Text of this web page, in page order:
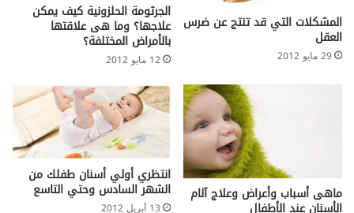
المشكلات التي قد تنتج عن ضرس
العقل
29 مايو 2012
الجرثومة الحلزونية كيف يمكن
علاجها؟ وما هى علاقتها
بالأمراض المختلفة؟
12 مايو 2012
ماهى أسباب وأعراض وعلاج آلام
الأسنان عند الأطفال
انتظري أولي أسنان طفلك من
الشهر السادس وحتي التاسع
13 أبريل 2012